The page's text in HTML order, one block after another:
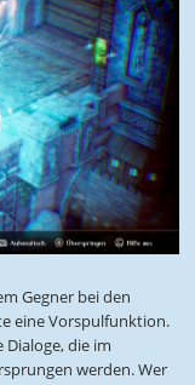
Gegner bei den
eine Vorspulfunktion.
Dialoge, die im
werden. Wer